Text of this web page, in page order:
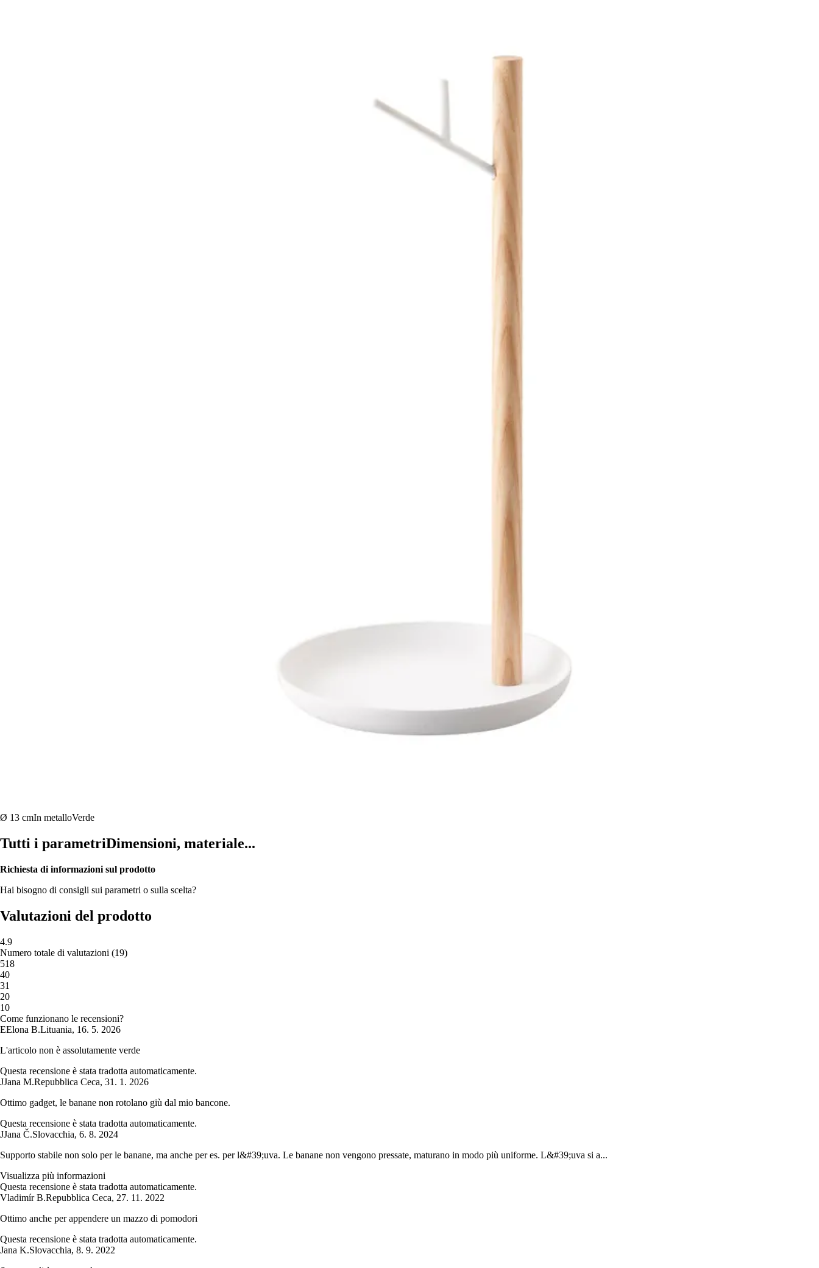
Ø 13 cmIn metalloVerde
Tutti i parametriDimensioni, materiale...
Richiesta di informazioni sul prodotto
Hai bisogno di consigli sui parametri o sulla scelta?
Valutazioni del prodotto
4.9
Numero totale di valutazioni (19)
518
40
31
20
10
Come funzionano le recensioni?
EElona B.Lituania, 16. 5. 2026
L'articolo non è assolutamente verde
Questa recensione è stata tradotta automaticamente.
JJana M.Repubblica Ceca, 31. 1. 2026
Ottimo gadget, le banane non rotolano giù dal mio bancone.
Questa recensione è stata tradotta automaticamente.
JJana Č.Slovacchia, 6. 8. 2024
Supporto stabile non solo per le banane, ma anche per es. per l&#39;uva. Le banane non vengono pressate, maturano in modo più uniforme. L&#39;uva si a...
Visualizza più informazioni
Questa recensione è stata tradotta automaticamente.
Vladimír B.Repubblica Ceca, 27. 11. 2022
Ottimo anche per appendere un mazzo di pomodori
Questa recensione è stata tradotta automaticamente.
Jana K.Slovacchia, 8. 9. 2022